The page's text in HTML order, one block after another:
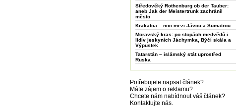
Středověký Rothenburg ob der Tauber:
aneb Jak der Meistertrunk zachránil
město
Krakatoa – noc mezi Jávou a Sumatrou
Moravský kras: po stopách medvědů i
lidív jeskyních Jáchymka, Býčí skála a
Výpustek
Tatarstán – islámský stát uprostřed
Ruska
Potřebujete napsat článek?
Máte zájem o reklamu?
Chcete nám nabídnout váš článek?
Kontaktujte nás.